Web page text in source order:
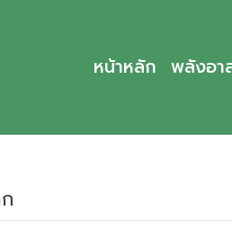
หน้าหลัก พลังอา